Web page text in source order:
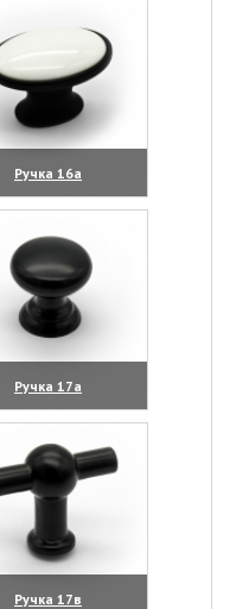
Ручка 16а
(увеличить)
Ручка 17а
(увеличить)
Ручка 17в